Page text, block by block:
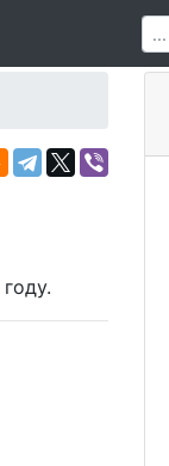
году.